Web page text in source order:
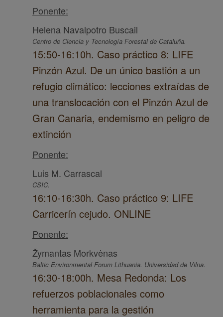
Ponente:
Helena Navalpotro Buscail
Centro de Ciencia y Tecnología Forestal de Cataluña.
15:50-16:10h. Caso práctico 8: LIFE
Pinzón Azul. De un único bastión a un
refugio climático: lecciones extraídas de
una translocación con el Pinzón Azul de
Gran Canaria, endemismo en peligro de
extinción
Ponente:
Luis M. Carrascal
CSIC.
16:10-16:30h. Caso práctico 9: LIFE
Carricerín cejudo. ONLINE
Ponente:
Žymantas Morkvėnas
Baltic Environmental Forum Lithuania. Universidad de Vilna.
16:30-18:00h. Mesa Redonda: Los
refuerzos poblacionales como
herramienta para la gestión